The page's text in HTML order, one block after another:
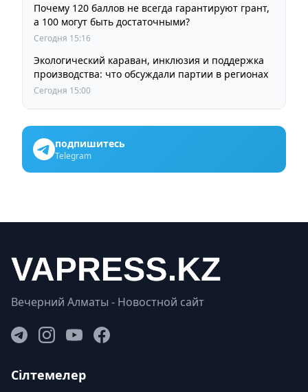
Почему 120 баллов не всегда гарантируют грант,
а 100 могут быть достаточными?
Сегодня 15:16
Экологический караван, инклюзия и поддержка
производства: что обсуждали партии в регионах
Сегодня 15:00
подпишитесь
Telegram
Вечерний Алматы - Новостной сайт
Сілтемелер